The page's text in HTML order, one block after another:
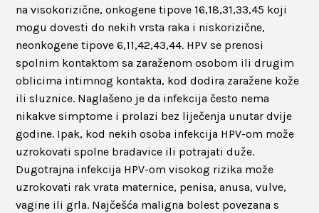
na visokorizične, onkogene tipove 16,18,31,33,45 koji
mogu dovesti do nekih vrsta raka i niskorizične,
neonkogene tipove 6,11,42,43,44. HPV se prenosi
spolnim kontaktom sa zaraženom osobom ili drugim
oblicima intimnog kontakta, kod dodira zaražene kože
ili sluznice. Naglašeno je da infekcija često nema
nikakve simptome i prolazi bez liječenja unutar dvije
godine. Ipak, kod nekih osoba infekcija HPV-om može
uzrokovati spolne bradavice ili potrajati duže.
Dugotrajna infekcija HPV-om visokog rizika može
uzrokovati rak vrata maternice, penisa, anusa, vulve,
vagine ili grla. Najčešća maligna bolest povezana s